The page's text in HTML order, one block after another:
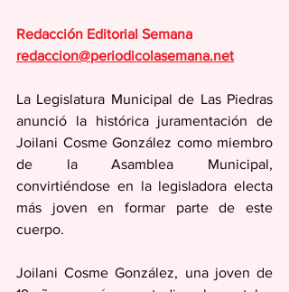
Redacción Editorial Semana
redaccion@periodicolasemana.net
La Legislatura Municipal de Las Piedras
anunció la histórica juramentación de
Joilani Cosme González como miembro
de la Asamblea Municipal,
convirtiéndose en la legisladora electa
más joven en formar parte de este
cuerpo.
Joilani Cosme González, una joven de